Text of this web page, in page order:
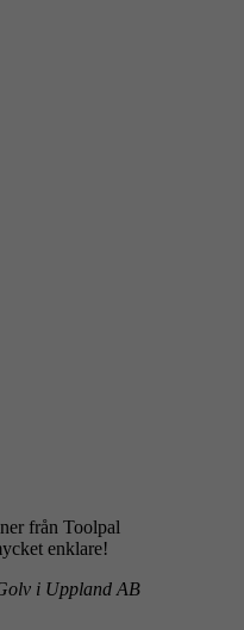
från Toolpal
enklare!
i Uppland AB